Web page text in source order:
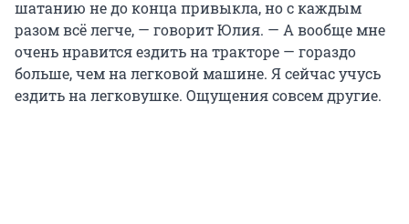
шатанию не до конца привыкла, но с каждым
разом всё легче, — говорит Юлия. — А вообще мне
очень нравится ездить на тракторе — гораздо
больше, чем на легковой машине. Я сейчас учусь
ездить на легковушке. Ощущения совсем другие.